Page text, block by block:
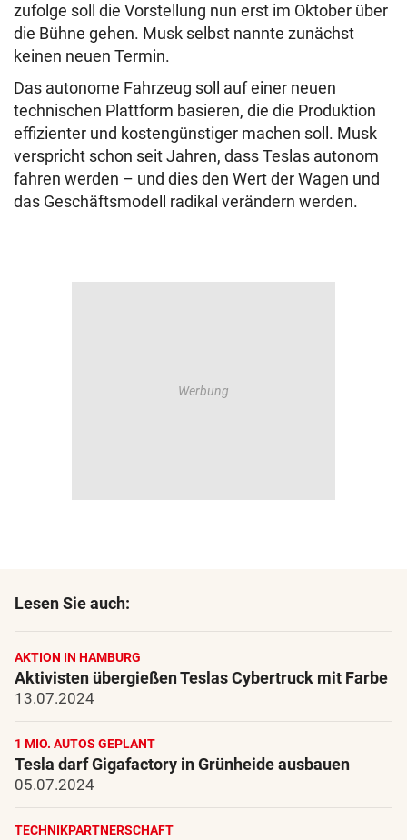
zufolge soll die Vorstellung nun erst im Oktober über
die Bühne gehen. Musk selbst nannte zunächst
keinen neuen Termin.
Das autonome Fahrzeug soll auf einer neuen
technischen Plattform basieren, die die Produktion
effizienter und kostengünstiger machen soll. Musk
verspricht schon seit Jahren, dass Teslas autonom
fahren werden – und dies den Wert der Wagen und
das Geschäftsmodell radikal verändern werden.
Lesen Sie auch:
AKTION IN HAMBURG
Aktivisten übergießen Teslas Cybertruck mit Farbe
13.07.2024
1 MIO. AUTOS GEPLANT
Tesla darf Gigafactory in Grünheide ausbauen
05.07.2024
TECHNIKPARTNERSCHAFT